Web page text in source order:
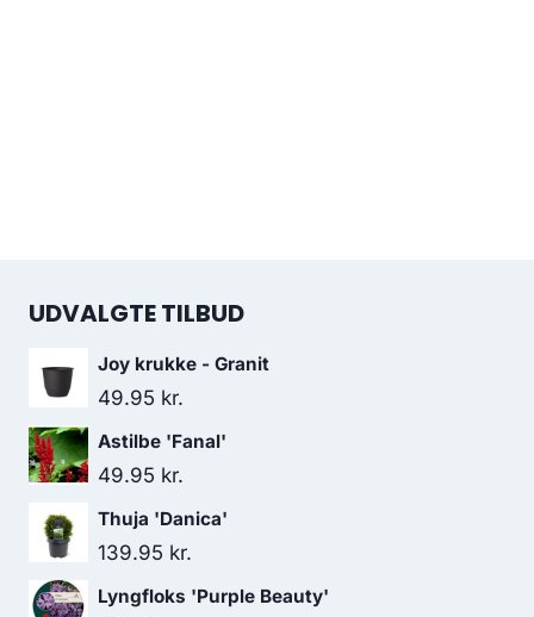
UDVALGTE TILBUD
Joy krukke - Granit
49.95 kr.
Astilbe 'Fanal'
49.95 kr.
Thuja 'Danica'
139.95 kr.
Lyngfloks 'Purple Beauty'